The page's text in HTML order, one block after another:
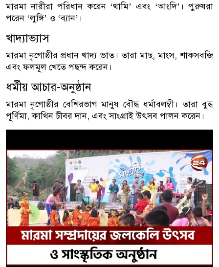
মারমা নারীরা পরিধান করেন ‘থামি’ এবং ‘আংদি’। পুরুষরা
পরেন ‘লুঙ্গি’ ও ‘ব্যান’।
খাদ্যাভ্যাস
মারমা নৃগোষ্ঠীর প্রধান খাদ্য ভাত। তারা মাছ, মাংস, শাকসবজি
এবং ফলমূল খেতে পছন্দ করেন।
ধর্মীয় আচার-অনুষ্ঠান
মারমা নৃগোষ্ঠীর বেশিরভাগ মানুষ বৌদ্ধ ধর্মাবলম্বী। তারা বুদ্ধ
পূর্ণিমা, কাথিন চীবর দান, এবং সাংগ্রাই উৎসব পালন করেন।